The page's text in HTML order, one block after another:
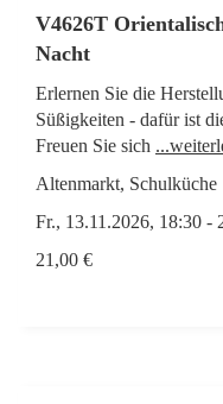
V4626T
Nacht
Erlernen Sie die
Süßigkeiten - dafür ist
Freuen Sie sich
Altenmarkt, Schulküche
Fr., 13.11.2026, 18:30 -
21,00 €